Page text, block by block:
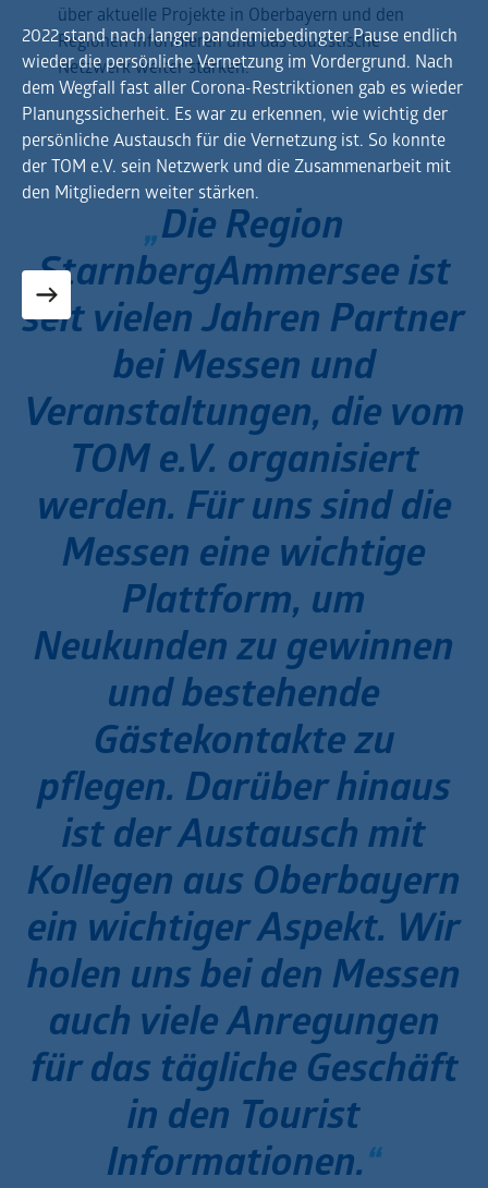
2022 stand nach langer pandemiebedingter Pause endlich
wieder die persönliche Vernetzung im Vordergrund. Nach
dem Wegfall fast aller Corona-Restriktionen gab es wieder
Planungssicherheit. Es war zu erkennen, wie wichtig der
persönliche Austausch für die Vernetzung ist. So konnte
der TOM e.V. sein Netzwerk und die Zusammenarbeit mit
den Mitgliedern weiter stärken.
über aktuelle Projekte in Oberbayern und den
Regionen informieren und das touristische
Netzwerk weiter stärken.
Die Region
StarnbergAmmersee ist
seit vielen Jahren Partner
bei Messen und
Veranstaltungen, die vom
TOM e.V. organisiert
werden. Für uns sind die
Messen eine wichtige
Plattform, um
Neukunden zu gewinnen
und bestehende
Gästekontakte zu
pflegen. Darüber hinaus
ist der Austausch mit
Kollegen aus Oberbayern
ein wichtiger Aspekt. Wir
holen uns bei den Messen
auch viele Anregungen
für das tägliche Geschäft
in den Tourist
Informationen.